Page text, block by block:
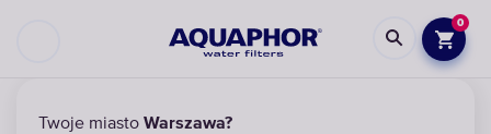
Twoje miasto Warszawa?
0
AQUAPHOR FILTRACJA WODY PITNEJ